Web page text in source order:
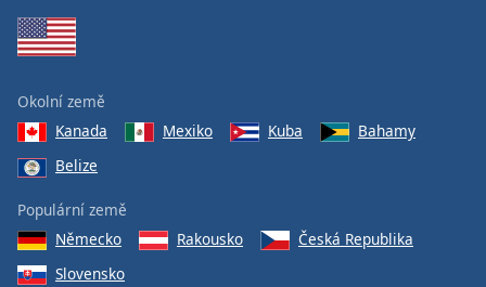
Okolní země
Kanada
Mexiko Kuba
Bahamy
Belize
Populární země
Německo
Rakousko
Česká Republika
Slovensko